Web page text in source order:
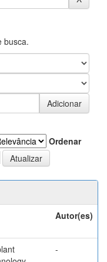
busca.
Ordenar
Autor(es)
-